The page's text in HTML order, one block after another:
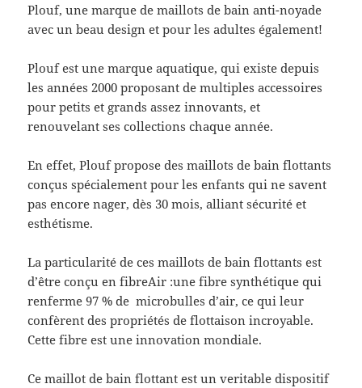
Plouf, une marque de maillots de bain anti-noyade
avec un beau design et pour les adultes également!
Plouf est une marque aquatique, qui existe depuis
les années 2000 proposant de multiples accessoires
pour petits et grands assez innovants, et
renouvelant ses collections chaque année.
En effet, Plouf propose des maillots de bain flottants
conçus spécialement pour les enfants qui ne savent
pas encore nager, dès 30 mois, alliant sécurité et
esthétisme.
La particularité de ces maillots de bain flottants est
d’être conçu en fibreAir :une fibre synthétique qui
renferme 97 % de microbulles d’air, ce qui leur
confèrent des propriétés de flottaison incroyable.
Cette fibre est une innovation mondiale.
Ce maillot de bain flottant est un veritable dispositif